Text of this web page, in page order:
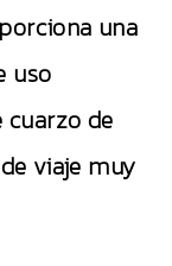
una
uso
de
viaje muy